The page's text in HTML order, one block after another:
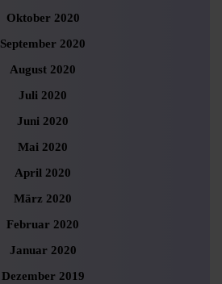
Oktober 2020
September 2020
August 2020
Juli 2020
Juni 2020
Mai 2020
April 2020
März 2020
Februar 2020
Januar 2020
Dezember 2019